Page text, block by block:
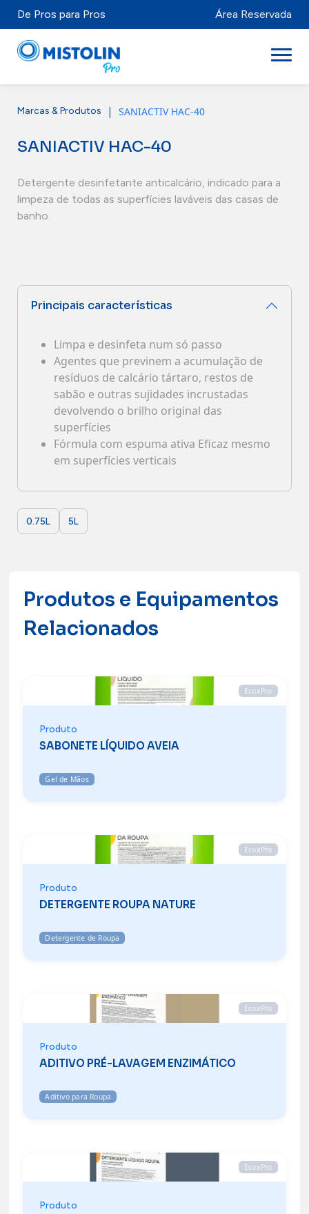
De Pros para Pros Área Reservada
Setores
Marcas & Produtos
Mistolabs
Sobre Nós
Distribuidores
Marcas & Produtos | SANIACTIV HAC-40
SANIACTIV HAC-40
Detergente desinfetante anticalcário, indicado para a
limpeza de todas as superfícies laváveis das casas de
banho.
Principais características
Limpa e desinfeta num só passo
Agentes que previnem a acumulação de
resíduos de calcário tártaro, restos de
sabão e outras sujidades incrustadas
devolvendo o brilho original das
superfícies
Fórmula com espuma ativa Eficaz mesmo
em superfícies verticais
0.75L 5L
Produtos e Equipamentos
Relacionados
EcoxPro
Produto
SABONETE LÍQUIDO AVEIA
Gel de Mãos
EcoxPro
Produto
DETERGENTE ROUPA NATURE
Detergente de Roupa
EcoxPro
Produto
ADITIVO PRÉ-LAVAGEM ENZIMÁTICO
Aditivo para Roupa
EcoxPro
Produto